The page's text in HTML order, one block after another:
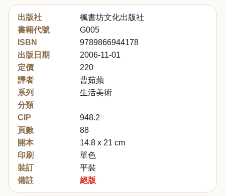
出版社
楓書坊文化出版社
書籍代號
G005
ISBN
9789866944178
出版日期
2006-11-01
定價
220
譯者
曹茹蘋
系列
生活美術
分類
CIP
948.2
頁數
88
開本
14.8 x 21 cm
印刷
單色
裝訂
平裝
備註
絕版